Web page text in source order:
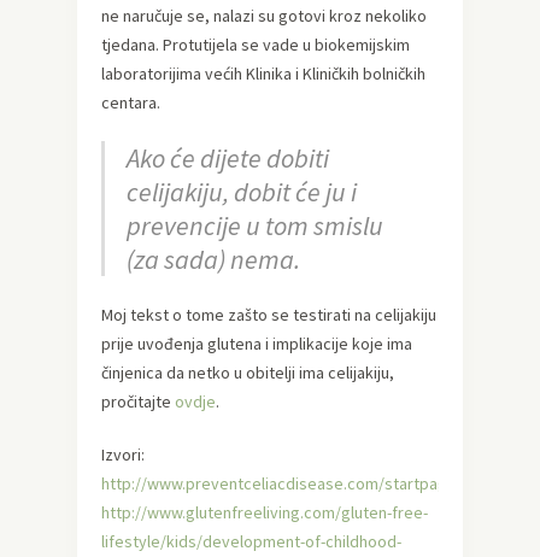
ne naručuje se, nalazi su gotovi kroz nekoliko
tjedana. Protutijela se vade u biokemijskim
laboratorijima većih Klinika i Kliničkih bolničkih
centara.
Ako će dijete dobiti
celijakiju, dobit će ju i
prevencije u tom smislu
(za sada) nema.
Moj tekst o tome zašto se testirati na celijakiju
prije uvođenja glutena i implikacije koje ima
činjenica da netko u obitelji ima celijakiju,
pročitajte ovdje.
Izvori:
http://www.preventceliacdisease.com/startpagina
http://www.glutenfreeliving.com/gluten-free-
lifestyle/kids/development-of-childhood-